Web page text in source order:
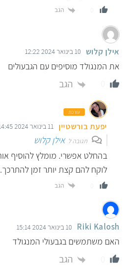
הגב
אילן קלוש 10 בינואר 2024 12:22
את המנגולד מוסיפים עם הגבעולים
הגב
עורכת
יפעת בורשטיין 11 בינואר 2024 14:45
תגובה לאילן קלוש
לוקח להם קצת יותר זמן להתרכך.
הגב
Riki Kalosh 10 בינואר 2024 15:14
האם משתמשים בגבעולי המנגולד
הגב